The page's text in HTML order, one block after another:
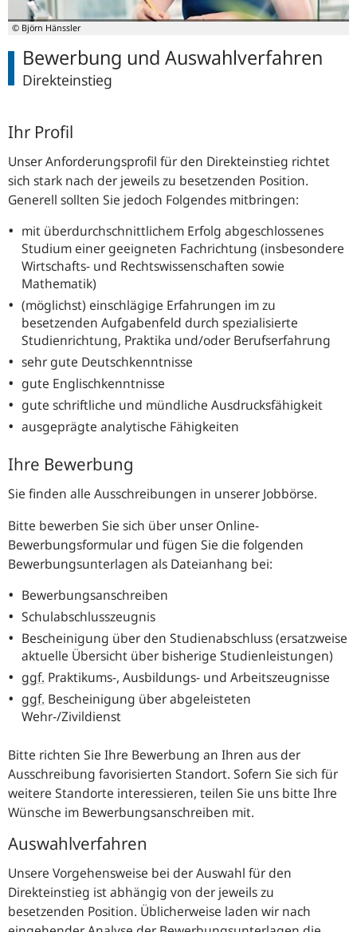
© Björn Hänssler
Bewerbung und Auswahlverfahren
Direkteinstieg
Ihr Profil
Unser Anforderungsprofil für den Direkteinstieg richtet
sich stark nach der jeweils zu besetzenden Position.
Generell sollten Sie jedoch Folgendes mitbringen:
mit überdurchschnittlichem Erfolg abgeschlossenes
Studium einer geeigneten Fachrichtung (insbesondere
Wirtschafts- und Rechtswissenschaften sowie
Mathematik)
(möglichst) einschlägige Erfahrungen im zu
besetzenden Aufgabenfeld durch spezialisierte
Studienrichtung, Praktika und/oder Berufserfahrung
sehr gute Deutschkenntnisse
gute Englischkenntnisse
gute schriftliche und mündliche Ausdrucksfähigkeit
ausgeprägte analytische Fähigkeiten
Ihre Bewerbung
Sie finden alle Ausschreibungen in unserer Jobbörse.
Bitte bewerben Sie sich über unser Online-
Bewerbungsformular und fügen Sie die folgenden
Bewerbungsunterlagen als Dateianhang bei:
Bewerbungsanschreiben
Schulabschlusszeugnis
Bescheinigung über den Studienabschluss (ersatzweise
aktuelle Übersicht über bisherige Studienleistungen)
ggf. Praktikums-, Ausbildungs- und Arbeitszeugnisse
ggf. Bescheinigung über abgeleisteten
Wehr-/Zivildienst
Bitte richten Sie Ihre Bewerbung an Ihren aus der
Ausschreibung favorisierten Standort. Sofern Sie sich für
weitere Standorte interessieren, teilen Sie uns bitte Ihre
Wünsche im Bewerbungsanschreiben mit.
Auswahlverfahren
Unsere Vorgehensweise bei der Auswahl für den
Direkteinstieg ist abhängig von der jeweils zu
besetzenden Position. Üblicherweise laden wir nach